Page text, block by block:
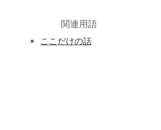
関連用語
ここだけの話